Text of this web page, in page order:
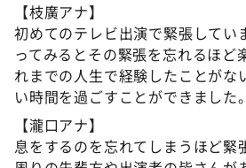
【枝廣アナ】
初めてのテレビ出演で緊張してい
ってみるとその緊張を忘れるほど
れまでの人生で経験したことがな
い時間を過ごすことができました。
【瀧口アナ】
息をするのを忘れてしまうほど緊